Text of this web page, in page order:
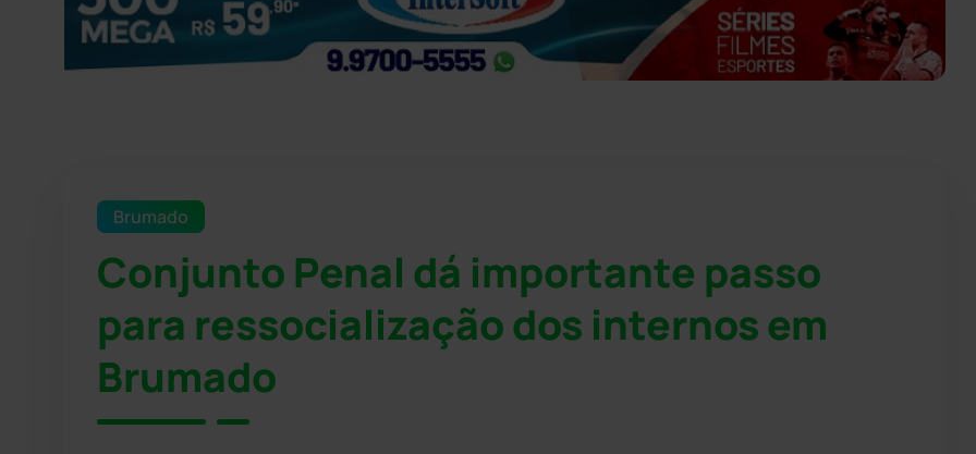
Brumado
Conjunto Penal dá importante passo
para ressocialização dos internos em
Brumado